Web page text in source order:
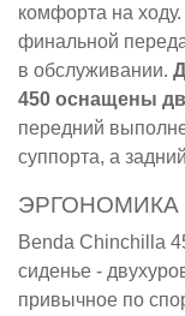
комфорта на
финальной
в обслуживании.
450 оснащены
передний
суппорта, а
ЭРГОНОМИКА
Benda Chinchilla
сиденье -
привычное по